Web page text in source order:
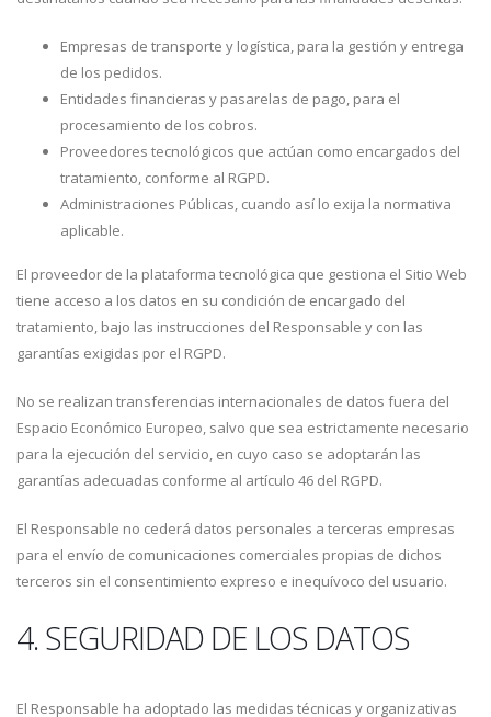
Empresas de transporte y logística, para la gestión y entrega
de los pedidos.
Entidades financieras y pasarelas de pago, para el
procesamiento de los cobros.
Proveedores tecnológicos que actúan como encargados del
tratamiento, conforme al RGPD.
Administraciones Públicas, cuando así lo exija la normativa
aplicable.
El proveedor de la plataforma tecnológica que gestiona el Sitio Web
tiene acceso a los datos en su condición de encargado del
tratamiento, bajo las instrucciones del Responsable y con las
garantías exigidas por el RGPD.
No se realizan transferencias internacionales de datos fuera del
Espacio Económico Europeo, salvo que sea estrictamente necesario
para la ejecución del servicio, en cuyo caso se adoptarán las
garantías adecuadas conforme al artículo 46 del RGPD.
El Responsable no cederá datos personales a terceras empresas
para el envío de comunicaciones comerciales propias de dichos
terceros sin el consentimiento expreso e inequívoco del usuario.
4. SEGURIDAD DE LOS DATOS
El Responsable ha adoptado las medidas técnicas y organizativas